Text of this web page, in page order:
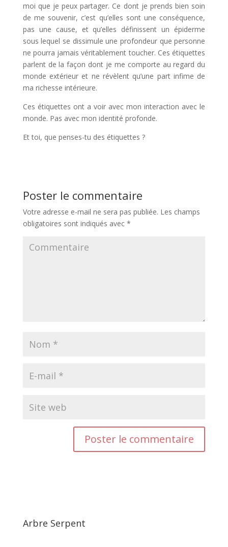
moi que je peux partager. Ce dont je prends bien soin
de me souvenir, c’est qu’elles sont une conséquence,
pas une cause, et qu’elles définissent un épiderme
sous lequel se dissimule une profondeur que personne
ne pourra jamais véritablement toucher. Ces étiquettes
parlent de la façon dont je me comporte au regard du
monde extérieur et ne révèlent qu’une part infime de
ma richesse intérieure.
Ces étiquettes ont a voir avec mon interaction avec le
monde. Pas avec mon identité profonde.
Et toi, que penses-tu des étiquettes ?
Poster le commentaire
Votre adresse e-mail ne sera pas publiée. Les champs
obligatoires sont indiqués avec *
Arbre Serpent